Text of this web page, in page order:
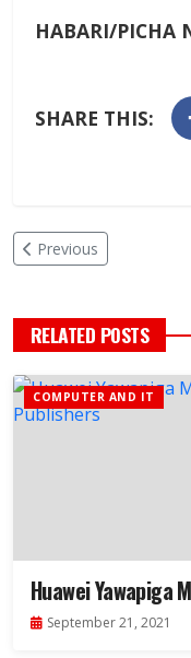
HABARI/PICHA
SHARE THIS:
Previous
RELATED POSTS
COMPUTER AND IT
Huawei Yawapiga
September 21, 2021